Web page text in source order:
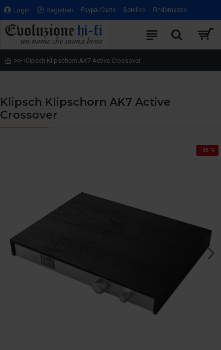
Login Registrati Paypal/Carte Bonifico Findomestic
Klipsch Klipschorn AK7 Active Crossover
Klipsch Klipschorn AK7 Active
Crossover
-35 %